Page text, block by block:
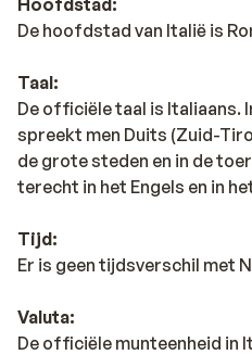
De hoofdstad van Italië is
Taal:
De officiële taal is Italiaans.
spreekt men Duits (Zuid-
de grote steden en in de
terecht in het Engels en in
Tijd:
Er is geen tijdsverschil met
Valuta:
De officiële munteenheid in